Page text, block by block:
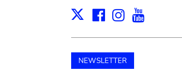
X Facebook
Instagram
NEWSLETTER